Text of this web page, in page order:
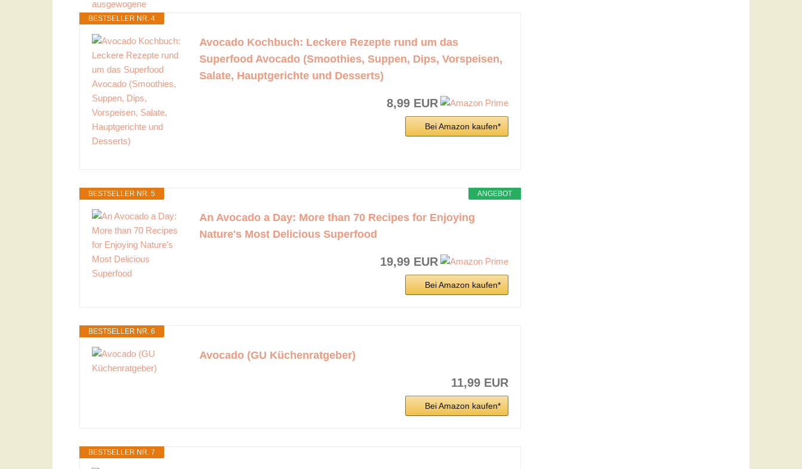
BESTSELLER NR. 4
Avocado Kochbuch: Leckere Rezepte rund um das
Superfood Avocado (Smoothies, Suppen, Dips, Vorspeisen,
Salate, Hauptgerichte und Desserts)
8,99 EUR
Bei Amazon kaufen*
ANGEBOT
BESTSELLER NR. 5
An Avocado a Day: More than 70 Recipes for Enjoying
Nature's Most Delicious Superfood
19,99 EUR
Bei Amazon kaufen*
BESTSELLER NR. 6
Avocado (GU Küchenratgeber)
11,99 EUR
Bei Amazon kaufen*
BESTSELLER NR. 7